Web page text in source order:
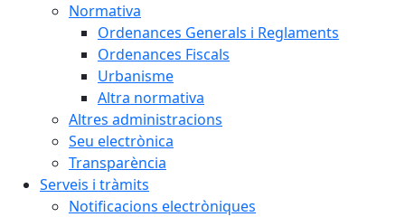
Normativa
Ordenances Generals i Reglaments
Ordenances Fiscals
Urbanisme
Altra normativa
Altres administracions
Seu electrònica
Transparència
Serveis i tràmits
Notificacions electròniques